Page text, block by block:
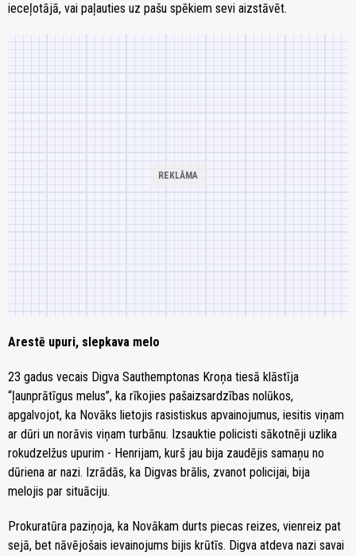
ieceļotājā, vai paļauties uz pašu spēkiem sevi aizstāvēt.
Arestē upuri, slepkava melo
23 gadus vecais Digva Sauthemptonas Kroņa tiesā klāstīja
“ļaunprātīgus melus”, ka rīkojies pašaizsardzības nolūkos,
apgalvojot, ka Novāks lietojis rasistiskus apvainojumus, iesitis viņam
ar dūri un norāvis viņam turbānu. Izsauktie policisti sākotnēji uzlika
rokudzelžus upurim - Henrijam, kurš jau bija zaudējis samaņu no
dūriena ar nazi. Izrādās, ka Digvas brālis, zvanot policijai, bija
melojis par situāciju.
Prokuratūra paziņoja, ka Novākam durts piecas reizes, vienreiz pat
sejā, bet nāvējošais ievainojums bijis krūtīs. Digva atdeva nazi savai